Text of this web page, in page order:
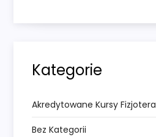
Kategorie
Akredytowane Kursy
Bez Kategorii